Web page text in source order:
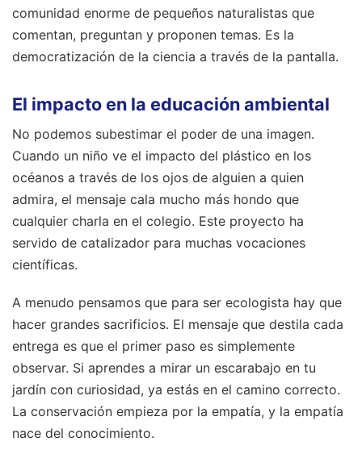
comunidad enorme de pequeños naturalistas que
comentan, preguntan y proponen temas. Es la
democratización de la ciencia a través de la pantalla.
El impacto en la educación ambiental
No podemos subestimar el poder de una imagen.
Cuando un niño ve el impacto del plástico en los
océanos a través de los ojos de alguien a quien
admira, el mensaje cala mucho más hondo que
cualquier charla en el colegio. Este proyecto ha
servido de catalizador para muchas vocaciones
científicas.
A menudo pensamos que para ser ecologista hay que
hacer grandes sacrificios. El mensaje que destila cada
entrega es que el primer paso es simplemente
observar. Si aprendes a mirar un escarabajo en tu
jardín con curiosidad, ya estás en el camino correcto.
La conservación empieza por la empatía, y la empatía
nace del conocimiento.